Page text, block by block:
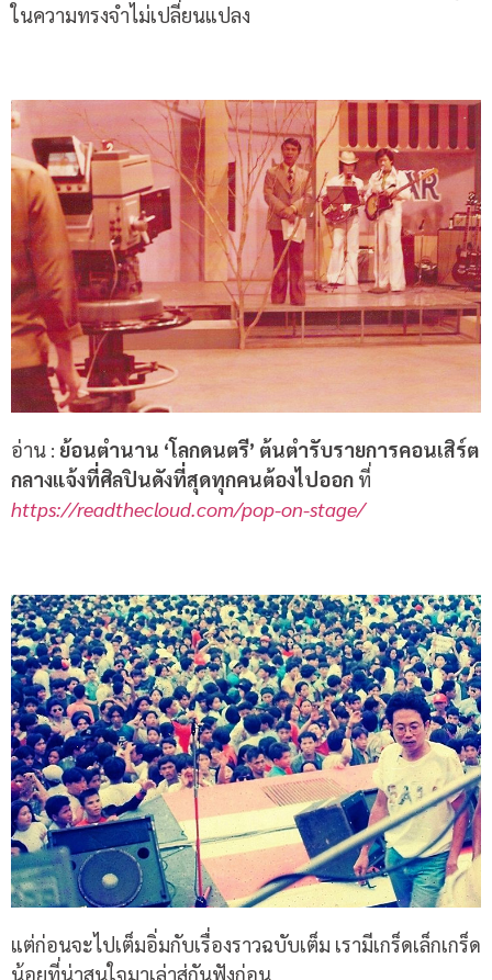
ในความทรงจำไม่เปลี่ยนแปลง
อ่าน : ย้อนตำนาน ‘โลกดนตรี’ ต้นตำรับรายการคอนเสิร์ต
กลางแจ้งที่ศิลปินดังที่สุดทุกคนต้องไปออก ที่
https://readthecloud.com/pop-on-stage/
แต่ก่อนจะไปเต็มอิ่มกับเรื่องราวฉบับเต็ม เรามีเกร็ดเล็กเกร็ด
น้อยที่น่าสนใจมาเล่าสู่กันฟังก่อน